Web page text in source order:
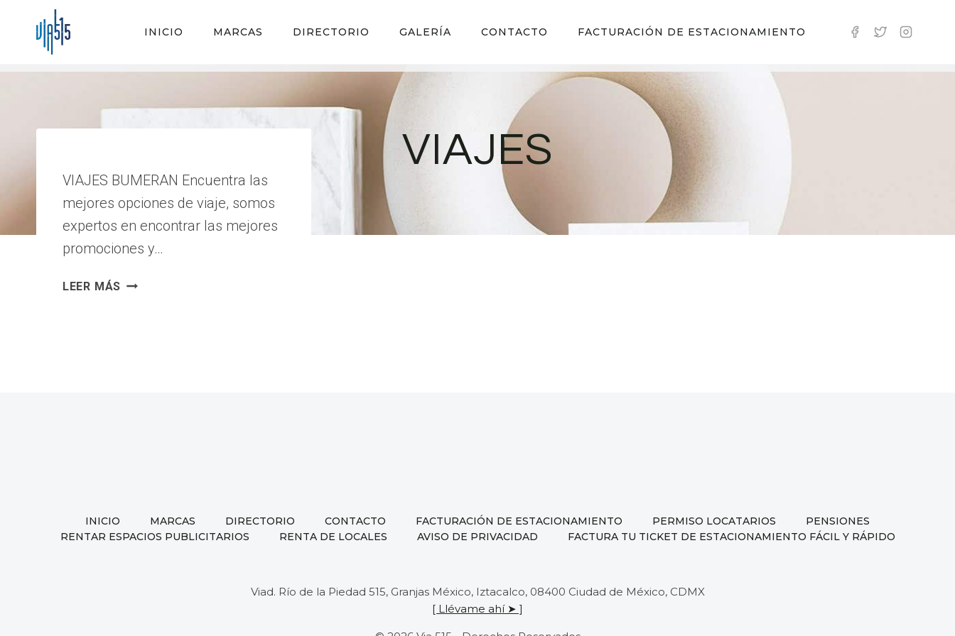
contenido
INICIO MARCAS DIRECTORIO GALERÍA CONTACTO FACTURACIÓN DE ESTACIONAMIENTO
VIAJES
VIAJES BUMERAN Encuentra las
mejores opciones de viaje, somos
expertos en encontrar las mejores
promociones y…
LEER MÁS VIAJES
INICIO MARCAS DIRECTORIO CONTACTO FACTURACIÓN DE ESTACIONAMIENTO PERMISO LOCATARIOS
PENSIONES
RENTAR ESPACIOS PUBLICITARIOS
RENTA DE LOCALES AVISO DE PRIVACIDAD FACTURA TU TICKET DE ESTACIONAMIENTO FÁCIL Y RÁPIDO
Viad. Río de la Piedad 515, Granjas México, Iztacalco, 08400 Ciudad de México, CDMX
[ Llévame ahí ➤ ]